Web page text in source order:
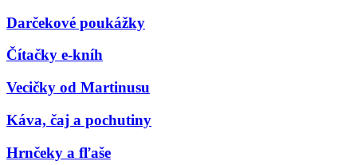
Darčekové poukážky
Čítačky e-kníh
Vecičky od Martinusu
Káva, čaj a pochutiny
Hrnčeky a fľaše